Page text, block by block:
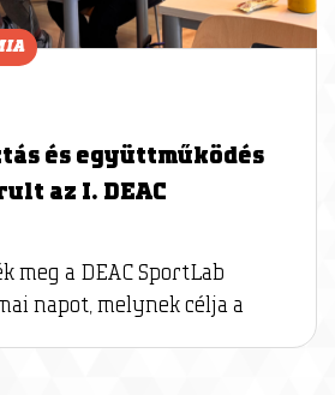
és együttműködés
az I. DEAC
meg a DEAC SportLab
napot, melynek célja a